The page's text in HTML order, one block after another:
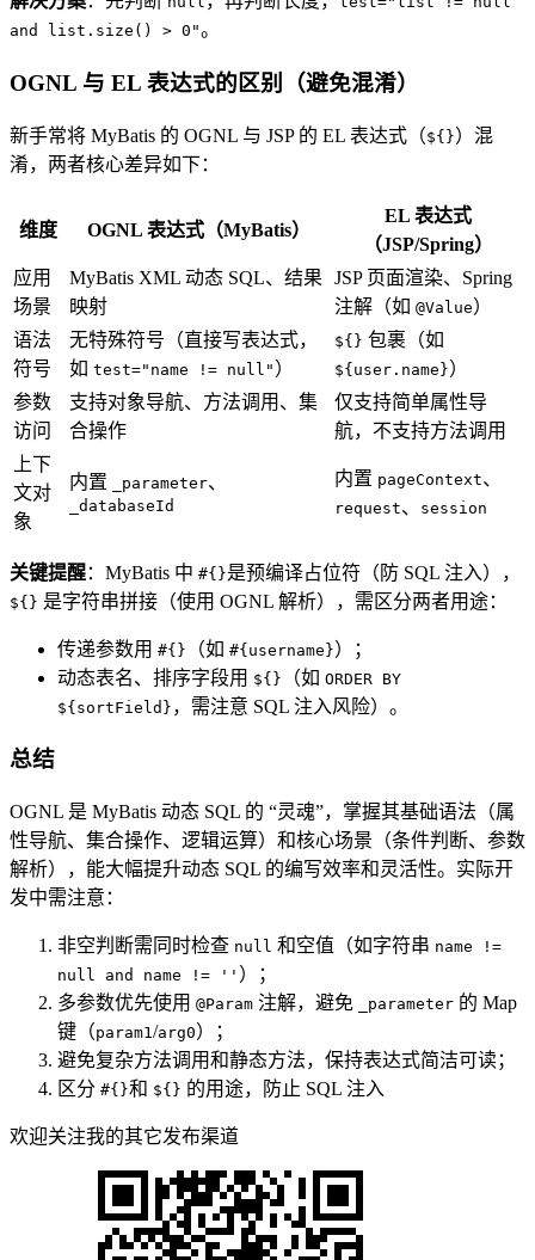
and list.size() > 0"。
OGNL 与 EL 表达式的区别（避免混淆）
新手常将 MyBatis 的 OGNL 与 JSP 的 EL 表达式（${}）混
淆，两者核心差异如下：
维度 OGNL 表达式（MyBatis）
EL 表达式
（JSP/Spring）
应用
场景
MyBatis XML 动态 SQL、结果
映射
JSP 页面渲染、Spring
注解（如 @Value）
语法
符号
无特殊符号（直接写表达式，
如 test="name != null" ）
${} 包裹（如
${user.name}）
参数
访问
支持对象导航、方法调用、集
合操作
仅支持简单属性导
航，不支持方法调用
上下
文对
象
内置 _parameter、
_databaseId
内置 pageContext、
request、 session
关键提醒：MyBatis 中 #{}是预编译占位符（防 SQL 注入），
${} 是字符串拼接（使用 OGNL 解析），需区分两者用途：
传递参数用 #{} （如 #{username}）；
动态表名、排序字段用 ${} （如 ORDER BY
${sortField} ，需注意 SQL 注入风险）。
总结
OGNL 是 MyBatis 动态 SQL 的 “灵魂”，掌握其基础语法（属
性导航、集合操作、逻辑运算）和核心场景（条件判断、参数
解析），能大幅提升动态 SQL 的编写效率和灵活性。实际开
发中需注意：
非空判断需同时检查 null 和空值（如字符串 name !=
null and name != '' ）；
多参数优先使用 @Param 注解，避免 _parameter 的 Map
键（param1/arg0）；
避免复杂方法调用和静态方法，保持表达式简洁可读；
区分 #{}和 ${} 的用途，防止 SQL 注入
欢迎关注我的其它发布渠道